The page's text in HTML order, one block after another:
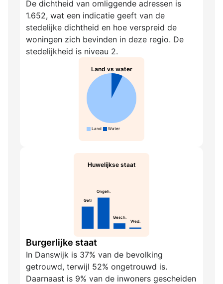
De dichtheid van omliggende adressen is
1.652, wat een indicatie geeft van de
stedelijke dichtheid en hoe verspreid de
woningen zich bevinden in deze regio. De
stedelijkheid is niveau 2.
Land vs water
Land Water
Huwelijkse staat
Getr
Ongeh.
Gesch.
Wed.
Burgerlijke staat
In Danswijk is 37% van de bevolking
getrouwd, terwijl 52% ongetrouwd is.
Daarnaast is 9% van de inwoners gescheiden